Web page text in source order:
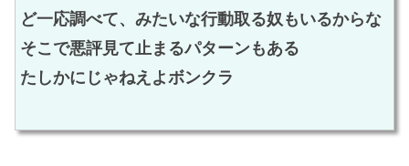
ど一応調べて、みたいな行動取る奴もいるからな
そこで悪評見て止まるパターンもある
たしかにじゃねえよボンクラ